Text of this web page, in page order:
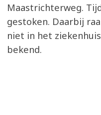
Maastrichterweg.
gestoken. Daarbij
niet in het
bekend.